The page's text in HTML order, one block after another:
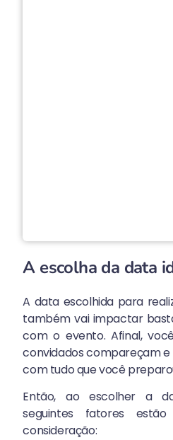
A escolha da data
A data escolhida para
também vai impactar
com o evento. Afinal,
convidados compareçam
com tudo que você
Então, ao escolher a
seguintes fatores
consideração: